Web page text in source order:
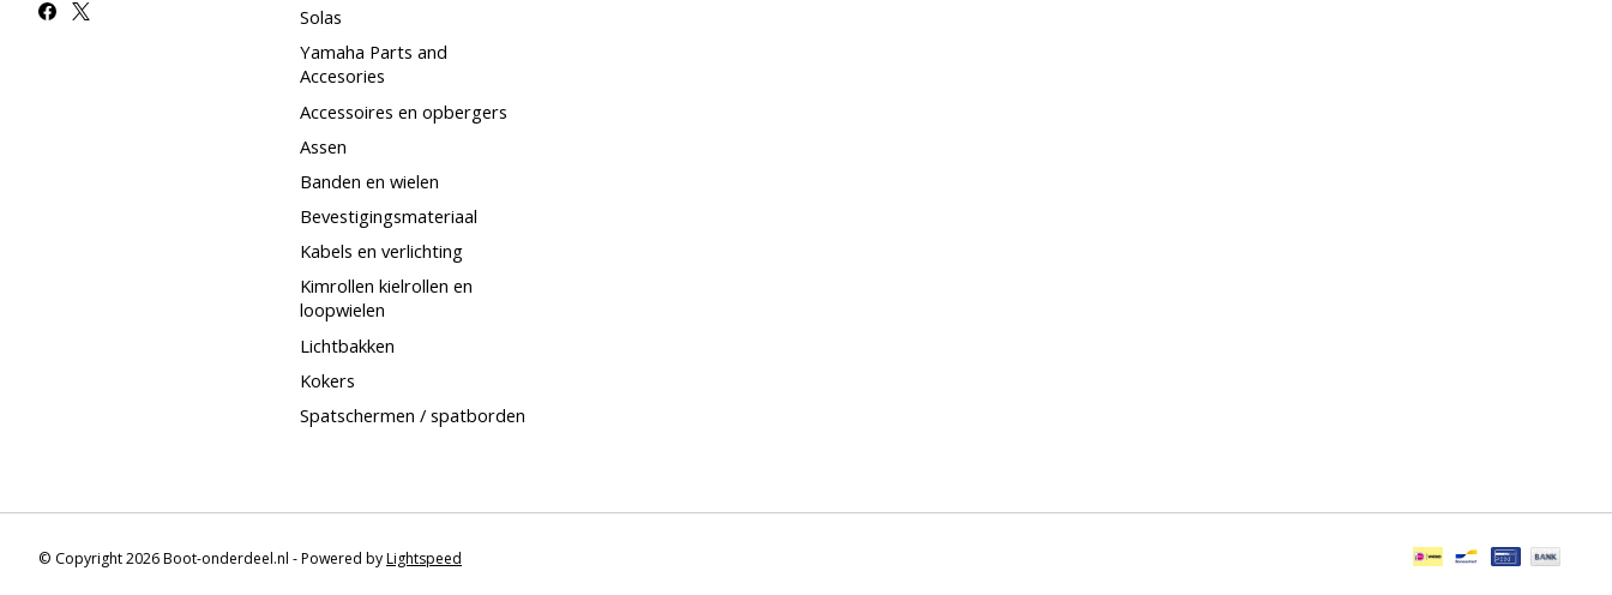
Solas
Yamaha Parts and
Accesories
Accessoires en opbergers
Assen
Banden en wielen
Bevestigingsmateriaal
Kabels en verlichting
Kimrollen kielrollen en
loopwielen
Lichtbakken
Kokers
Spatschermen / spatborden
© Copyright 2026 Boot-onderdeel.nl - Powered byLightspeed